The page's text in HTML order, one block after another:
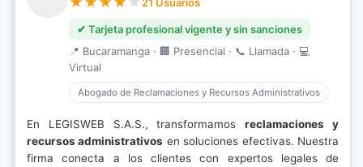
✔ Tarjeta profesional vigente y sin sanciones
📍 Bucaramanga · 🏢 Presencial · 📞 Llamada · 💻
Virtual
Abogado de Reclamaciones y Recursos Administrativos
En LEGISWEB S.A.S., transformamosreclamaciones y
recursos administrativos en soluciones efectivas. Nuestra
firma conecta a los clientes con expertos legales de